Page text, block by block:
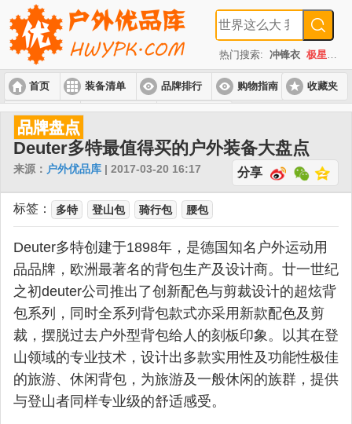
热门搜索: 冲锋衣 极星
首页 装备清单 品牌排行 购物指南
入门套装 进阶套装 高端套装
收藏夹
品牌盘点
Deuter多特最值得买的户外装备大盘点
分享
来源： 户外优品库 | 2017-03-20 16:17
标签： 多特 登山包 骑行包 腰包
Deuter多特创建于1898年，是德国知名户外运动用
品品牌，欧洲最著名的背包生产及设计商。廿一世纪
之初deuter公司推出了创新配色与剪裁设计的超炫背
包系列，同时全系列背包款式亦采用新款配色及剪
裁，摆脱过去户外型背包给人的刻板印象。以其在登
山领域的专业技术，设计出多款实用性及功能性极佳
的旅游、休闲背包，为旅游及一般休闲的族群，提供
与登山者同样专业级的舒适感受。